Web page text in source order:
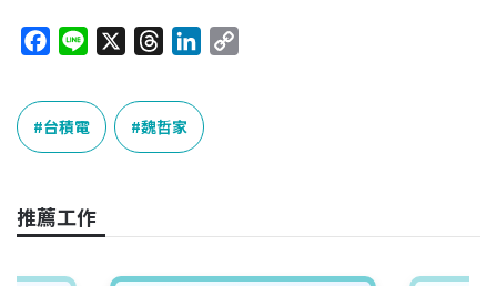
c
e
b
o
k
n
e
r
e
a
k
n
k
台積電 魏哲家
推薦工作